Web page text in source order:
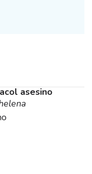
asesino